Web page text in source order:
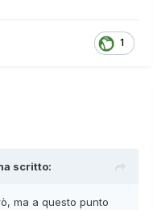
1
scritto:
ma a questo punto